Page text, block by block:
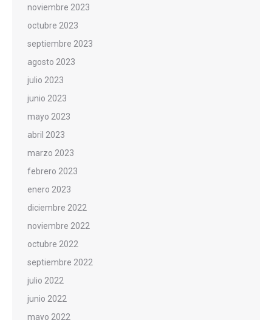
noviembre 2023
octubre 2023
septiembre 2023
agosto 2023
julio 2023
junio 2023
mayo 2023
abril 2023
marzo 2023
febrero 2023
enero 2023
diciembre 2022
noviembre 2022
octubre 2022
septiembre 2022
julio 2022
junio 2022
mayo 2022